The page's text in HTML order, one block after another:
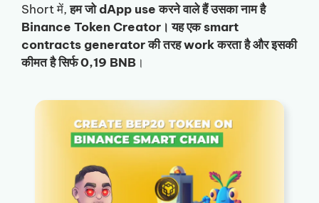
Short में,हम जो dApp use करने वाले हैं उसका नाम है
Binance Token Creator। यह एक smart
contracts generator की तरह work करता है और इसकी
कीमत है सिर्फ 0,19 BNB ।